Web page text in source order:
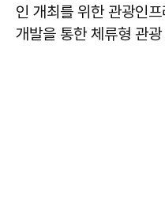
인 개최를 위한 관광인
개발을 통한 체류형 관